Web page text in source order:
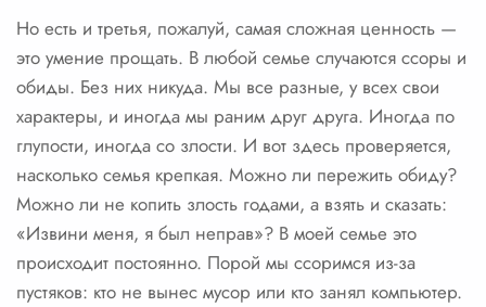
Но есть и третья, пожалуй, самая сложная ценность —
это умение прощать. В любой семье случаются ссоры и
обиды. Без них никуда. Мы все разные, у всех свои
характеры, и иногда мы раним друг друга. Иногда по
глупости, иногда со злости. И вот здесь проверяется,
насколько семья крепкая. Можно ли пережить обиду?
Можно ли не копить злость годами, а взять и сказать:
«Извини меня, я был неправ»? В моей семье это
происходит постоянно. Порой мы ссоримся из-за
пустяков: кто не вынес мусор или кто занял компьютер.